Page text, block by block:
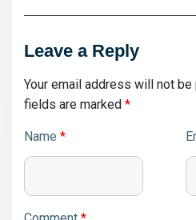
Leave a Reply
Your email address will not be
fields are marked *
Name *